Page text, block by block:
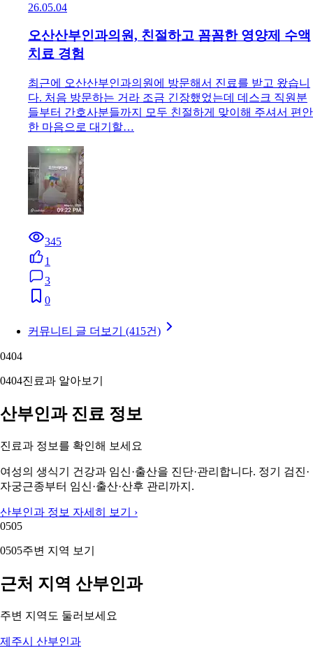
26.05.04
오산산부인과의원, 친절하고 꼼꼼한 영양제 수액
치료 경험
최근에 오산산부인과의원에 방문해서 진료를 받고 왔습니
다. 처음 방문하는 거라 조금 긴장했었는데 데스크 직원분
들부터 간호사분들까지 모두 친절하게 맞이해 주셔서 편안
한 마음으로 대기할…
345
1
3
0
커뮤니티 글 더보기 (415건)
0404
0404진료과 알아보기
산부인과 진료 정보
진료과 정보를 확인해 보세요
여성의 생식기 건강과 임신·출산을 진단·관리합니다. 정기 검진·
자궁근종부터 임신·출산·산후 관리까지.
산부인과 정보 자세히 보기 ›
0505
0505주변 지역 보기
근처 지역 산부인과
주변 지역도 둘러보세요
제주시 산부인과